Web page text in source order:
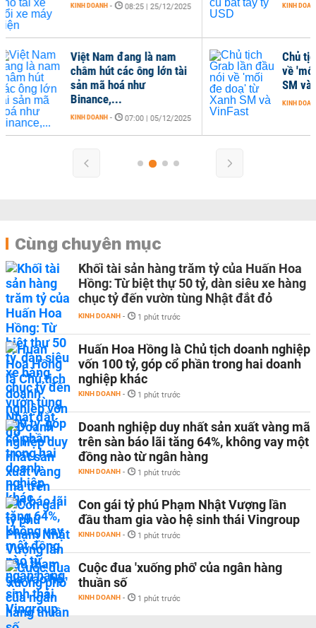
KINH DOANH - 07:05 | 15/12/2025
Chủ tịch Grab lần đầu nói
về 'mối đe doạ' từ Xanh
SM và VinFast
KINH DOANH 11:41 | 15/11/2025
Cùng chuyên mục
Khối tài sản hàng trăm tỷ của Huấn Hoa
Hồng: Từ biệt thự 50 tỷ, dàn siêu xe hàng
chục tỷ đến vườn tùng Nhật đắt đỏ
KINH DOANH - 1 phút trước
Huấn Hoa Hồng là Chủ tịch doanh nghiệp
vốn 100 tỷ, góp cổ phần trong hai doanh
nghiệp khác
KINH DOANH - 1 phút trước
Doanh nghiệp duy nhất sản xuất vàng mã
trên sàn báo lãi tăng 64%, không vay một
đồng nào từ ngân hàng
KINH DOANH - 1 phút trước
Con gái tỷ phú Phạm Nhật Vượng lần
đầu tham gia vào hệ sinh thái Vingroup
KINH DOANH - 1 phút trước
Cuộc đua 'xuống phố' của ngân hàng
thuần số
KINH DOANH - 1 phút trước